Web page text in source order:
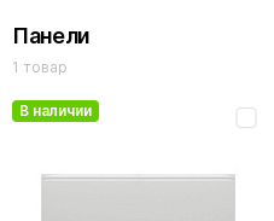
Панели
1 товар
В наличии